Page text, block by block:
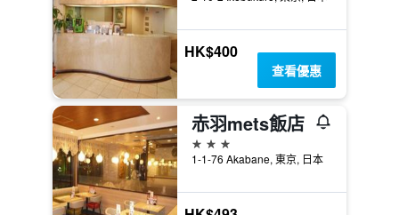
HK$400
查看優惠
赤羽mets飯店
3星級
1-1-76 Akabane, 東京, 日本